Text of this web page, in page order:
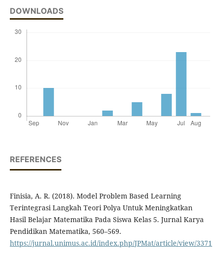
DOWNLOADS
REFERENCES
Finisia, A. R. (2018). Model Problem Based Learning
Terintegrasi Langkah Teori Polya Untuk Meningkatkan
Hasil Belajar Matematika Pada Siswa Kelas 5. Jurnal Karya
Pendidikan Matematika, 560–569.
https://jurnal.unimus.ac.id/index.php/JPMat/article/view/3371